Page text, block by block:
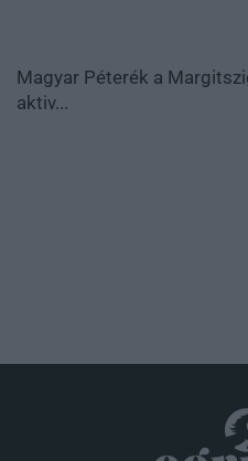
Magyar Péterék a
aktiv...